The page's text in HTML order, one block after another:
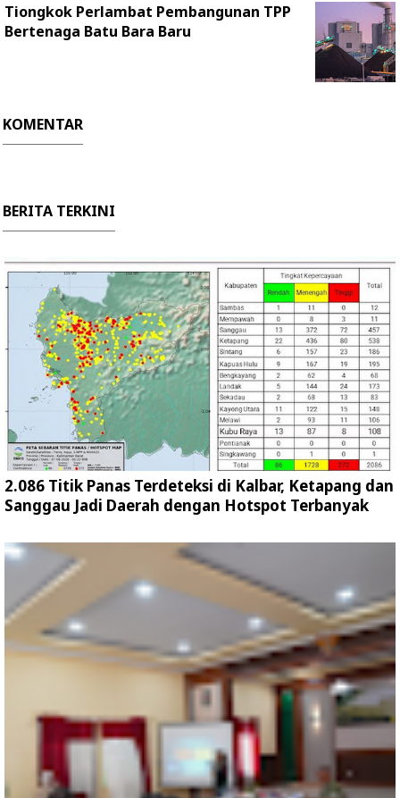
Tiongkok Perlambat Pembangunan TPP
Bertenaga Batu Bara Baru
KOMENTAR
BERITA TERKINI
2.086 Titik Panas Terdeteksi di Kalbar, Ketapang dan
Sanggau Jadi Daerah dengan Hotspot Terbanyak